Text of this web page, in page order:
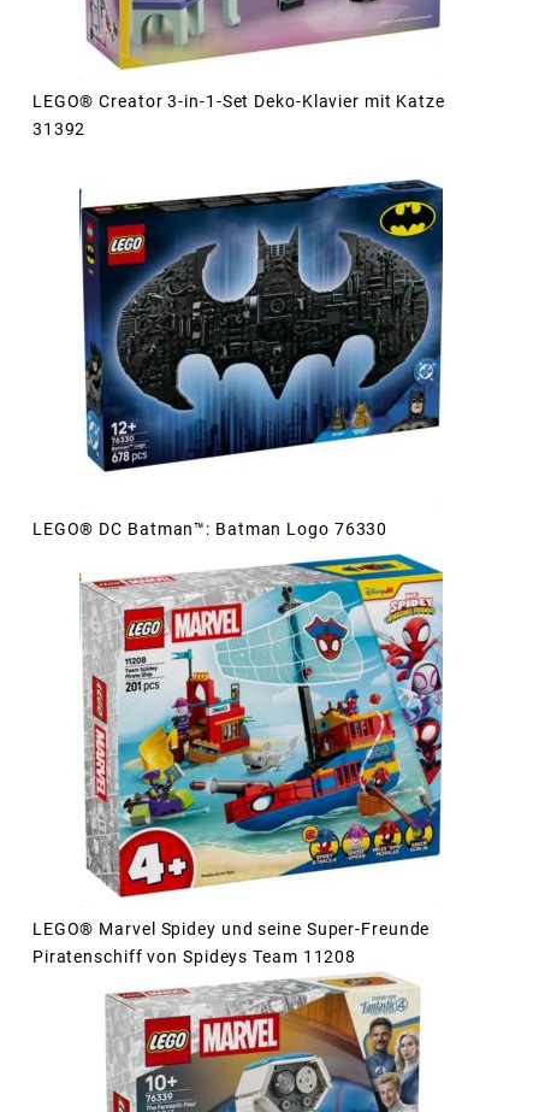
LEGO® Creator 3-in-1-Set Deko-Klavier mit Katze
31392
LEGO® DC Batman™: Batman Logo 76330
LEGO® Marvel Spidey und seine Super-Freunde
Piratenschiff von Spideys Team 11208